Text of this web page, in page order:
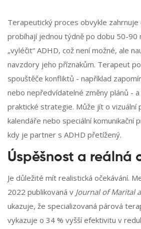
Terapeutický proces obvykle
probíhají jednou týdně po dobu 50-90
„vyléčit“ ADHD, což není možné, ale
navzdory jeho příznakům. Terapeut
spouštěče konfliktů - například
nebo nepředvídatelné změny plánů -
praktické strategie. Může jít o vizuální
kalendáře nebo speciální komunikační
kdy je partner s ADHD přetížený.
Úspěšnost a reálná
Je důležité mít realistická očekávání.
2022 publikovaná v Journal of Marital
ukazuje, že specializovaná párová
vykazuje o 34 % vyšší efektivitu v